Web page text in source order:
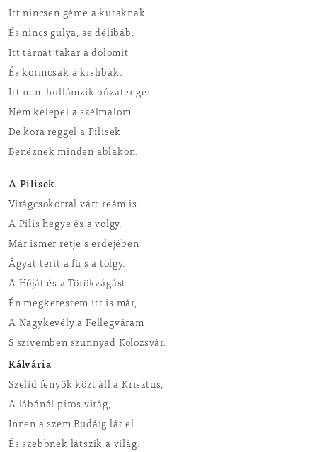
Itt nincsen géme a kutaknak
És nincs gulya, se délibáb.
Itt tárnát takar a dolomit
És kormosak a kislibák.
Itt nem hullámzik búzatenger,
Nem kelepel a szélmalom,
De kora reggel a Pilisek
Benéznek minden ablakon.
A Pilisek
Virágcsokorral várt reám is
A Pilis hegye és a völgy,
Már ismer rétje s erdejében
Ágyat terít a fű s a tölgy.
A Hóját és a Törökvágást
Én megkerestem itt is már,
A Nagykevély a Fellegváram
S szívemben szunnyad Kolozsvár.
Kálvária
Szelíd fenyők közt áll a Krisztus,
A lábánál piros virág,
Innen a szem Budáig lát el
És szebbnek látszik a világ.